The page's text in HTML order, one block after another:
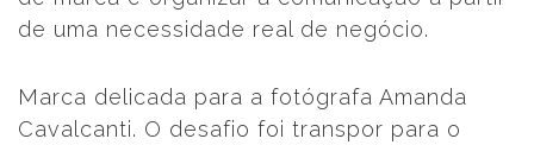
de uma necessidade real de negócio.
Marca delicada para a fotógrafa Amanda
Cavalcanti. O desafio foi transpor para o